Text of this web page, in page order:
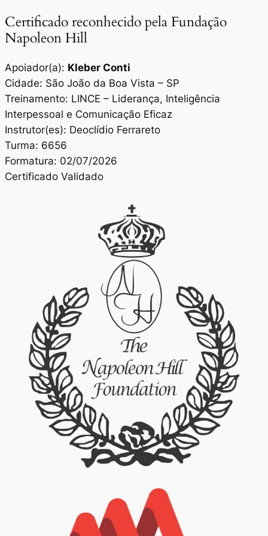
Certificado reconhecido pela Fundação
Napoleon Hill
Apoiador(a): Kleber Conti
Cidade: São João da Boa Vista – SP
Treinamento: LINCE – Liderança, Inteligência
Interpessoal e Comunicação Eficaz
Instrutor(es): Deoclídio Ferrareto
Turma: 6656
Formatura: 02/07/2026
Certificado Validado